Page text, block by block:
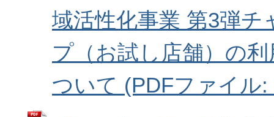
域活性化事業 第3弾チ
プ（お試し店舗）の
ついて (PDFファイル: